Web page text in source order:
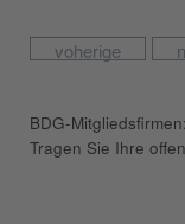
voherige
BDG-Mitgliedsfirmen:
Tragen Sie Ihre